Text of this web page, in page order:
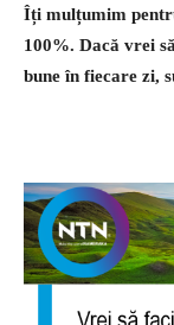
Îți mulțumim
100%. Dacă vrei
bune în fiecare zi,